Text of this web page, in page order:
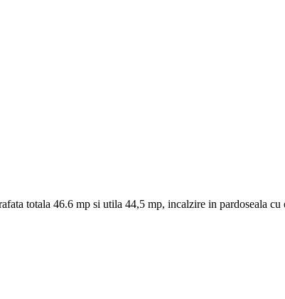
totala 46.6 mp si utila 44,5 mp, incalzire in pardoseala